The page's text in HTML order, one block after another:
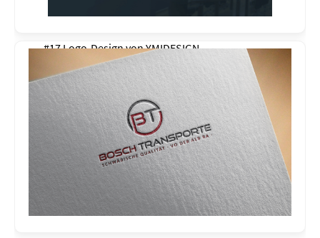
#17 Logo-Design vonYMIDESIGN